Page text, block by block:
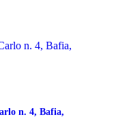
n. 4, Bafia,